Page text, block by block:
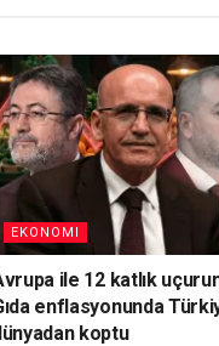
EKONOMI
ile 12 katlık
enflasyonunda
koptu